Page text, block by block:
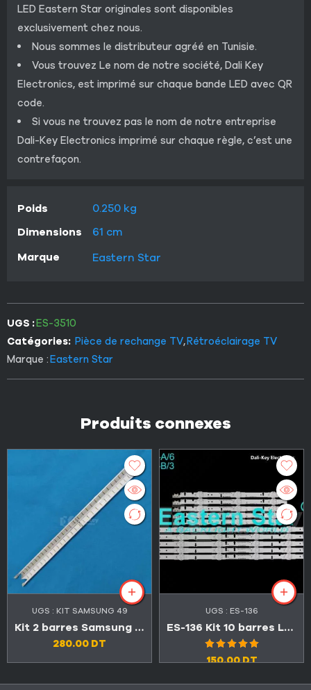
LED Eastern Star originales sont disponibles
exclusivement chez nous.
Nous sommes le distributeur agréé en Tunisie.
Vous trouvez Le nom de notre société, Dali Key
Electronics, est imprimé sur chaque bande LED avec QR
code.
Si vous ne trouvez pas le nom de notre entreprise
Dali-Key Electronics imprimé sur chaque règle, c’est une
contrefaçon.
Poids
0.250 kg
Dimensions
61 cm
Marque
Eastern Star
UGS :ES-3510
Catégories: Pièce de rechange TV,Rétroéclairage TV
Marque :Eastern Star
Produits connexes
UGS : KIT SAMSUNG 49
Kit 2 barres Samsung 49″ 31 LED 3V V6LF_490SFA_LED31 + V6LF_490SFB_LED31 (Original الاصلي)
280.00 DT
UGS : ES-136
ES-136 Kit 10 barres LED TV Samsung 40″ A 6LED + B 3LED
Note5.00
sur 5
150.00DT